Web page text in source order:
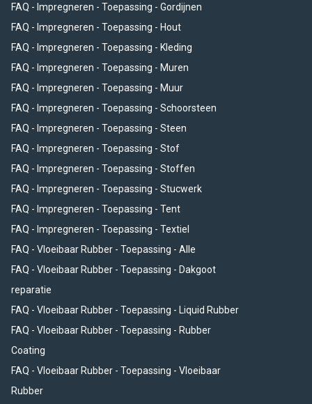
FAQ - Impregneren - Toepassing - Gordijnen
FAQ - Impregneren - Toepassing - Hout
FAQ - Impregneren - Toepassing - Kleding
FAQ - Impregneren - Toepassing - Muren
FAQ - Impregneren - Toepassing - Muur
FAQ - Impregneren - Toepassing - Schoorsteen
FAQ - Impregneren - Toepassing - Steen
FAQ - Impregneren - Toepassing - Stof
FAQ - Impregneren - Toepassing - Stoffen
FAQ - Impregneren - Toepassing - Stucwerk
FAQ - Impregneren - Toepassing - Tent
FAQ - Impregneren - Toepassing - Textiel
FAQ - Vloeibaar Rubber - Toepassing - Alle
FAQ - Vloeibaar Rubber - Toepassing - Dakgoot
reparatie
FAQ - Vloeibaar Rubber - Toepassing - Liquid Rubber
FAQ - Vloeibaar Rubber - Toepassing - Rubber
Coating
FAQ - Vloeibaar Rubber - Toepassing - Vloeibaar
Rubber